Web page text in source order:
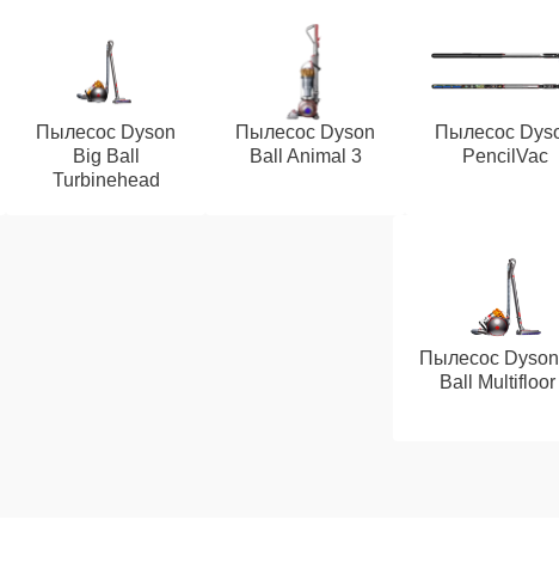
Пылесос Dyson
Big Ball
Turbinehead
Пылесос Dyson
Ball Animal 3
Пылесос
PencilVac
Пылесос
Ball Multifloor